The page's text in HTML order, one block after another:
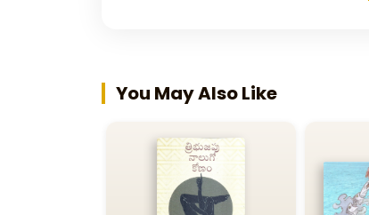
You May Also Like